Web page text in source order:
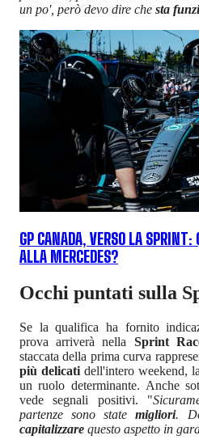
un po', però devo dire che sta
GP CANADA, VERSO LA SPRINT:
ALLA MERCEDES?
Occhi puntati sulla
Se la qualifica ha fornito
prova arriverà nella Sprint
staccata della prima curva
più delicati dell'intero weekend, la
un ruolo determinante. Anche
vede segnali positivi. "
partenze sono statemigliori.
capitalizzare questo aspetto in